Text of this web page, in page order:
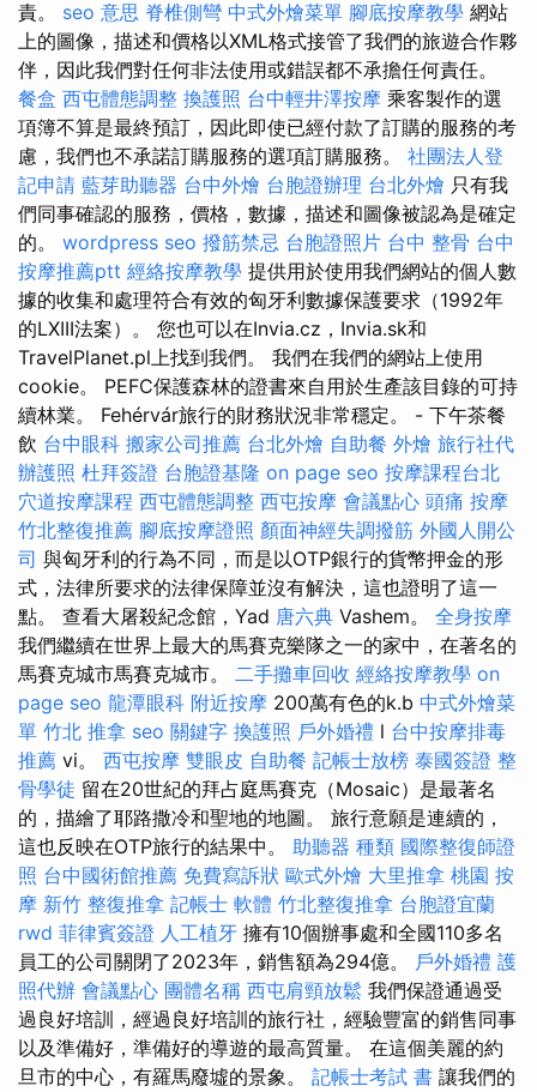
責。 seo 意思 脊椎側彎 中式外燴菜單 腳底按摩教學 網站
上的圖像，描述和價格以XML格式接管了我們的旅遊合作夥
伴，因此我們對任何非法使用或錯誤都不承擔任何責任。
餐盒 西屯體態調整 換護照 台中輕井澤按摩 乘客製作的選
項簿不算是最終預訂，因此即使已經付款了訂購的服務的考
慮，我們也不承諾訂購服務的選項訂購服務。 社團法人登
記申請 藍芽助聽器 台中外燴 台胞證辦理 台北外燴 只有我
們同事確認的服務，價格，數據，描述和圖像被認為是確定
的。 wordpress seo 撥筋禁忌 台胞證照片 台中 整骨 台中
按摩推薦ptt 經絡按摩教學 提供用於使用我們網站的個人數
據的收集和處理符合有效的匈牙利數據保護要求（1992年
的LXIII法案）。 您也可以在Invia.cz，Invia.sk和
TravelPlanet.pl上找到我們。 我們在我們的網站上使用
cookie。 PEFC保護森林的證書來自用於生產該目錄的可持
續林業。 Fehérvár旅行的財務狀況非常穩定。 - 下午茶餐
飲 台中眼科 搬家公司推薦 台北外燴 自助餐 外燴 旅行社代
辦護照 杜拜簽證 台胞證基隆 on page seo 按摩課程台北
穴道按摩課程 西屯體態調整 西屯按摩 會議點心 頭痛 按摩
竹北整復推薦 腳底按摩證照 顏面神經失調撥筋 外國人開公
司 與匈牙利的行為不同，而是以OTP銀行的貨幣押金的形
式，法律所要求的法律保障並沒有解決，這也證明了這一
點。 查看大屠殺紀念館，Yad 唐六典 Vashem。 全身按摩
我們繼續在世界上最大的馬賽克樂隊之一的家中，在著名的
馬賽克城市馬賽克城市。 二手攤車回收 經絡按摩教學 on
page seo 龍潭眼科 附近按摩 200萬有色的k.b 中式外燴菜
單 竹北 推拿 seo 關鍵字 換護照 戶外婚禮 l 台中按摩排毒
推薦 vi。 西屯按摩 雙眼皮 自助餐 記帳士放榜 泰國簽證 整
骨學徒 留在20世紀的拜占庭馬賽克（Mosaic）是最著名
的，描繪了耶路撒冷和聖地的地圖。 旅行意願是連續的，
這也反映在OTP旅行的結果中。 助聽器 種類 國際整復師證
照 台中國術館推薦 免費寫訴狀 歐式外燴 大里推拿 桃園 按
摩 新竹 整復推拿 記帳士 軟體 竹北整復推拿 台胞證宜蘭
rwd 菲律賓簽證 人工植牙 擁有10個辦事處和全國110多名
員工的公司關閉了2023年，銷售額為294億。 戶外婚禮 護
照代辦 會議點心 團體名稱 西屯肩頸放鬆 我們保證通過受
過良好培訓，經過良好培訓的旅行社，經驗豐富的銷售同事
以及準備好，準備好的導遊的最高質量。 在這個美麗的約
旦市的中心，有羅馬廢墟的景象。 記帳士考試 書 讓我們的